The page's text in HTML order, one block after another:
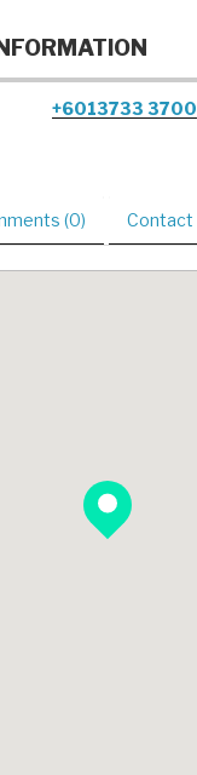
+6013733 3700
(0) Contact